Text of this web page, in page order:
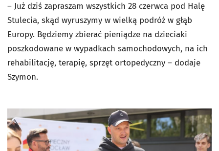
– Już dziś zapraszam wszystkich 28 czerwca pod Halę
Stulecia, skąd wyruszymy w wielką podróż w głąb
Europy. Będziemy zbierać pieniądze na dzieciaki
poszkodowane w wypadkach samochodowych, na ich
rehabilitację, terapię, sprzęt ortopedyczny – dodaje
Szymon.